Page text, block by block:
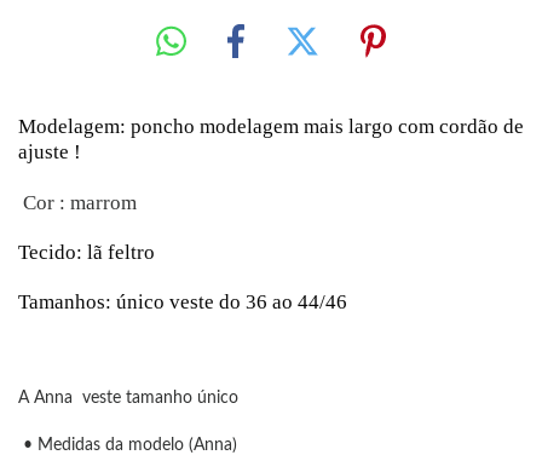
Modelagem: poncho modelagem mais largo com cordão de
ajuste !
Cor : marrom
Tecido: lã feltro
Tamanhos: único veste do 36 ao 44/46
A Anna veste tamanho único
• Medidas da modelo (Anna)